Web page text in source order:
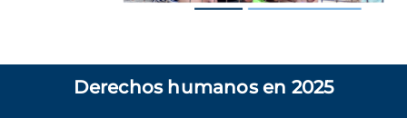
Derechos humanos en 2025